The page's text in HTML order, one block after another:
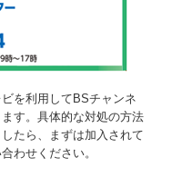
を利用してBSチャンネ
す。具体的な対処の方法
たら、まずは加入されて
わせください。